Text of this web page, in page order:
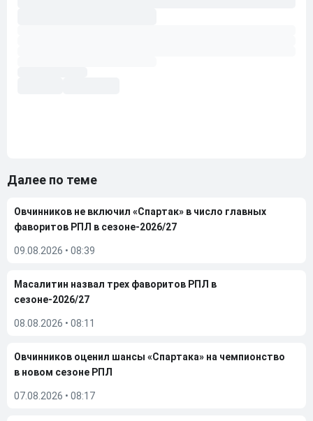
Далее по теме
Овчинников не включил «Спартак» в число главных
фаворитов РПЛ в сезоне-2026/27
09.08.2026 • 08:39
Масалитин назвал трех фаворитов РПЛ в
сезоне-2026/27
08.08.2026 • 08:11
Овчинников оценил шансы «Спартака» на чемпионство
в новом сезоне РПЛ
07.08.2026 • 08:17